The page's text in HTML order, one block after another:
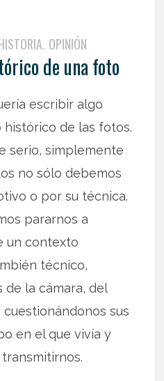
, OPINIÓN
de una foto
escribir algo
de las fotos.
serio, simplemente
no sólo debemos
o por su técnica.
pararnos a
un contexto
técnico,
la cámara, del
sus
en el que vivía y